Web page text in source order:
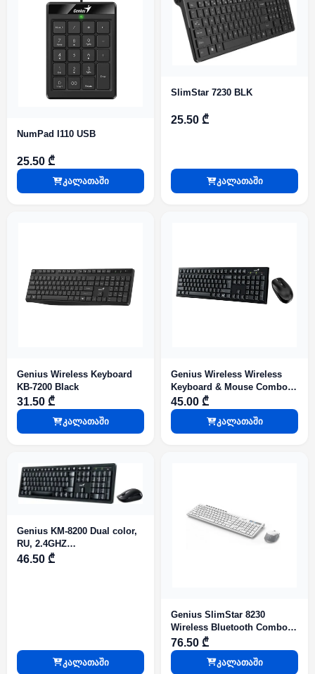
NumPad I110 USB
25.50 ₾
კალათაში
SlimStar 7230 BLK
25.50 ₾
კალათაში
Genius Wireless Keyboard
KB-7200 Black
31.50 ₾
კალათაში
Genius Wireless Wireless
Keyboard & Mouse Combo
KM-8101
45.00 ₾
კალათაში
Genius KM-8200 Dual color,
RU, 2.4GHZ
Keyboard+mouse
46.50 ₾
კალათაში
Genius SlimStar 8230
Wireless Bluetooth Combo
White
76.50 ₾
კალათაში